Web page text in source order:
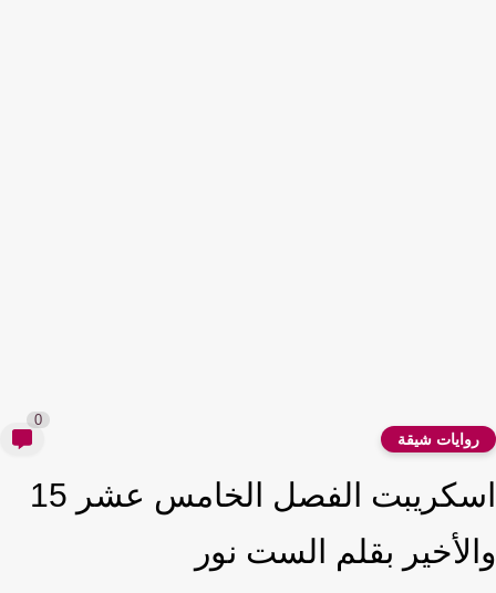
شيقة
اسكريبت الفصل الخامس عشر 15
بقلم الست نور